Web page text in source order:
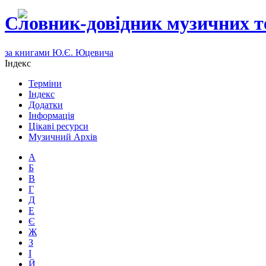
Словник-довідник музичних
за книгами Ю.Є. Юцевича
Індекс
Терміни
Індекс
Додатки
Інформація
Цікаві ресурси
Музичний Архів
А
Б
В
Г
Д
Е
Є
Ж
З
І
Й